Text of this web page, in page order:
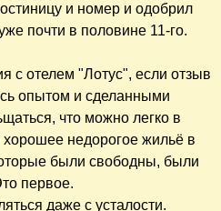
и номер и одобрил
почти в половине 11-го.
с отелем "Лотус", если отзыв
опытом и сделанными
что можно легко в
недорогое жильё в
были свободны, были
первое.
даже с усталости.